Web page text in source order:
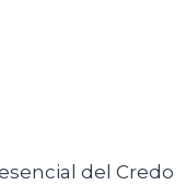
del Credo